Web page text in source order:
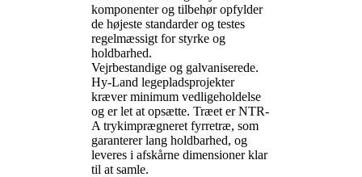
komponenter og tilbehør opfylder
de højeste standarder og testes
regelmæssigt for styrke og
holdbarhed.
Vejrbestandige og galvaniserede.
Hy-Land legepladsprojekter
kræver minimum vedligeholdelse
og er let at opsætte. Træet er NTR-
A trykimprægneret fyrretræ, som
garanterer lang holdbarhed, og
leveres i afskårne dimensioner klar
til at samle.